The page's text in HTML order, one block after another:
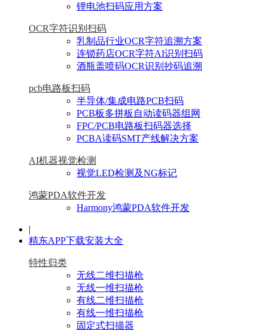
锂电池扫码应用方案
OCR字符识别扫码
乳制品行业OCR字符追溯方案
连锁药店OCR字符AI识别扫码
酒瓶盖喷码OCR识别抄码追溯
pcb电路板扫码
半导体/集成电路PCB扫码
PCB板多拼板自动读码器组网
FPC/PCB电路板扫码器选择
PCBA读码SMT产线解决方案
AI机器视觉检测
视觉LED检测及NG标记
鸿蒙PDA软件开发
Harmony鸿蒙PDA软件开发
|
精东APP下载安装大全
特性归类
无线二维扫描枪
无线一维扫描枪
有线二维扫描枪
有线一维扫描枪
固定式扫描器